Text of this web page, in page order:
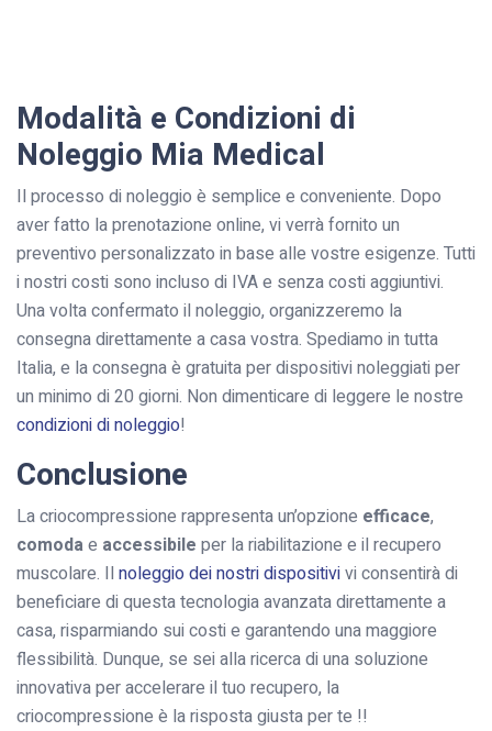
Modalità e Condizioni di
Noleggio Mia Medical
Il processo di noleggio è semplice e conveniente. Dopo
aver fatto la prenotazione online, vi verrà fornito un
preventivo personalizzato in base alle vostre esigenze. Tutti
i nostri costi sono incluso di IVA e senza costi aggiuntivi.
Una volta confermato il noleggio, organizzeremo la
consegna direttamente a casa vostra. Spediamo in tutta
Italia, e la consegna è gratuita per dispositivi noleggiati per
un minimo di 20 giorni. Non dimenticare di leggere le nostre
condizioni di noleggio!
Conclusione
La criocompressione rappresenta un’opzione efficace,
comodae accessibile per la riabilitazione e il recupero
muscolare. Il noleggio dei nostri dispositivivi consentirà di
beneficiare di questa tecnologia avanzata direttamente a
casa, risparmiando sui costi e garantendo una maggiore
flessibilità. Dunque, se sei alla ricerca di una soluzione
innovativa per accelerare il tuo recupero, la
criocompressione è la risposta giusta per te !!